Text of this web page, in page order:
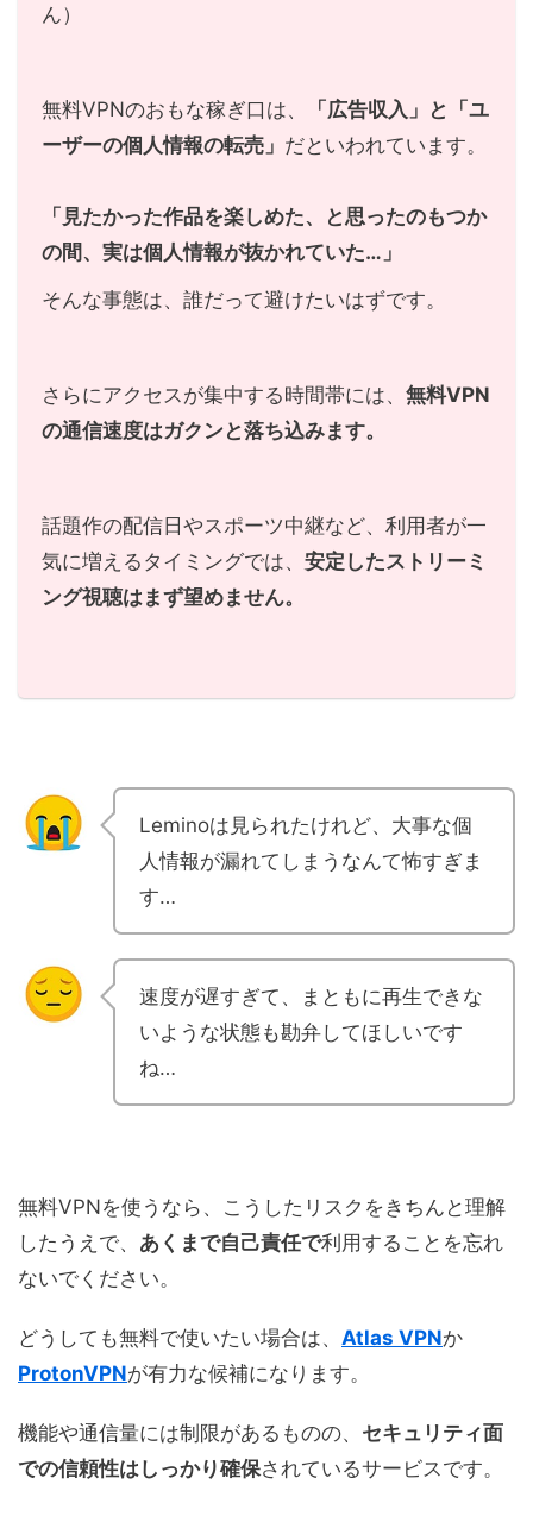
ん）
無料VPNのおもな稼ぎ口は、
「広告収入」と「ユ
ーザーの個人情報の転売」 だといわれています。
「見たかった作品を楽しめた、と思ったのもつか
の間、実は個人情報が抜かれていた…」
そんな事態は、誰だって避けたいはずです。
さらにアクセスが集中する時間帯には、 無料VPN
の通信速度はガクンと落ち込みます。
話題作の配信日やスポーツ中継など、利用者が一
気に増えるタイミングでは、 安定したストリーミ
ング視聴はまず望めません。
Leminoは見られたけれど、大事な個
人情報が漏れてしまうなんて怖すぎま
す…
速度が遅すぎて、まともに再生できな
いような状態も勘弁してほしいです
ね…
無料VPNを使うなら、こうしたリスクをきちんと理解
したうえで、 あくまで自己責任で利用することを忘れ
ないでください。
どうしても無料で使いたい場合は、 Atlas VPNか
ProtonVPNが有力な候補になります。
機能や通信量には制限があるものの、 セキュリティ面
での信頼性はしっかり確保されているサービスです。